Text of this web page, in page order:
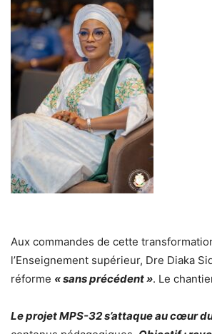
Aux commandes de cette
l’Enseignement supérieur, Dre Diaka
réforme « sans précédent ». Le
Le projet MPS-32 s’attaque au cœur